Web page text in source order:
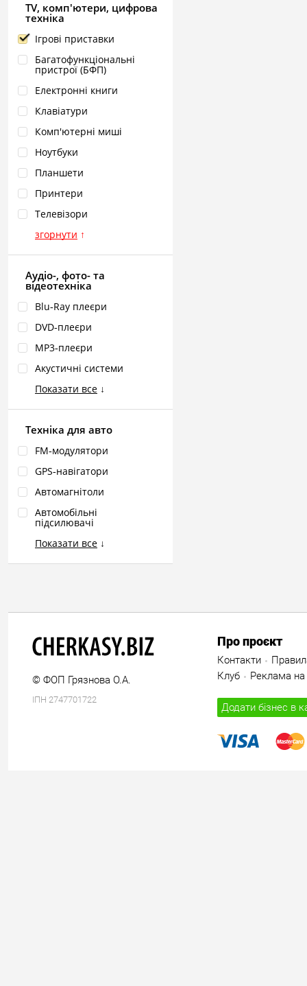
TV, комп'ютери, цифрова
техніка
Ігрові приставки
Багатофункціональні
пристрої (БФП)
Електронні книги
Клавіатури
Комп'ютерні миші
Ноутбуки
Планшети
Принтери
Телевізори
згорнути ↑
Аудіо-, фото- та
відеотехніка
Blu‑Ray плеєри
DVD‑плеєри
MP3‑плеєри
Акустичні системи
Показати все ↓
Техніка для авто
FM‑модулятори
GPS‑навігатори
Автомагнітоли
Автомобільні
підсилювачі
Показати все ↓
© ФОП Грязнова О.А.
ІПН 2747701722
Про проєкт
Контакти
Клуб
Реклама на
Додати бізнес в